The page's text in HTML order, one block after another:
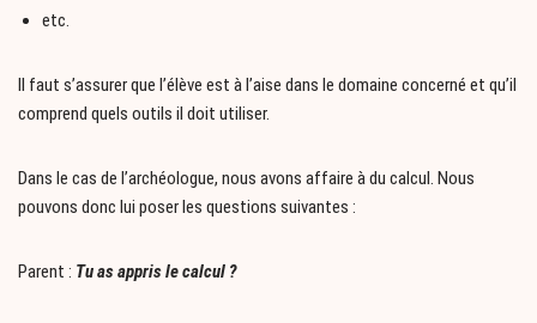
etc.
Il faut s’assurer que l’élève est à l’aise dans le domaine concerné et qu’il
comprend quels outils il doit utiliser.
Dans le cas de l’archéologue, nous avons affaire à du calcul. Nous
pouvons donc lui poser les questions suivantes :
Parent : Tu as appris le calcul ?